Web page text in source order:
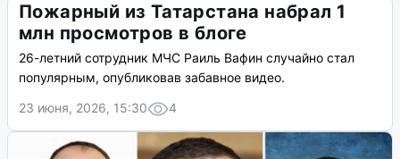
Пожарный из Татарстана набрал 1
млн просмотров в блоге
26-летний сотрудник МЧС Раиль Вафин случайно стал
популярным, опубликовав забавное видео.
23 июня, 2026, 15:30
4